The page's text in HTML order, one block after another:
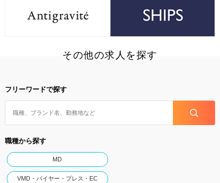
その他の求人を探す
フリーワードで探す
職種から探す
MD
VMD・バイヤー・プレス・EC